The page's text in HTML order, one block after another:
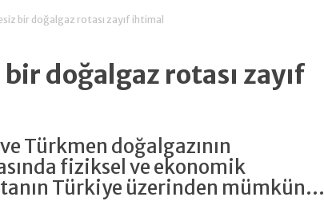
bir doğalgaz rotası zayıf ihtimal
doğalgaz rotası zayıf
Türkmen doğalgazının
fiziksel ve ekonomik
Türkiye üzerinden mümkün...